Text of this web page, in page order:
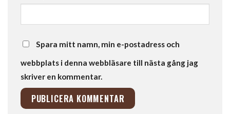
Spara mitt namn, min e-postadress och
webbplats i denna webbläsare till nästa gång jag
skriver en kommentar.